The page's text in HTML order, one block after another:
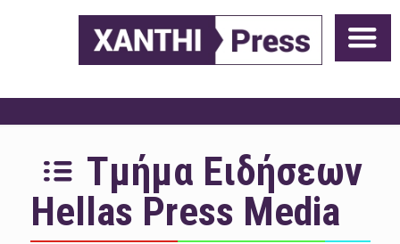
Τμήμα Ειδήσεων
Hellas Press Media